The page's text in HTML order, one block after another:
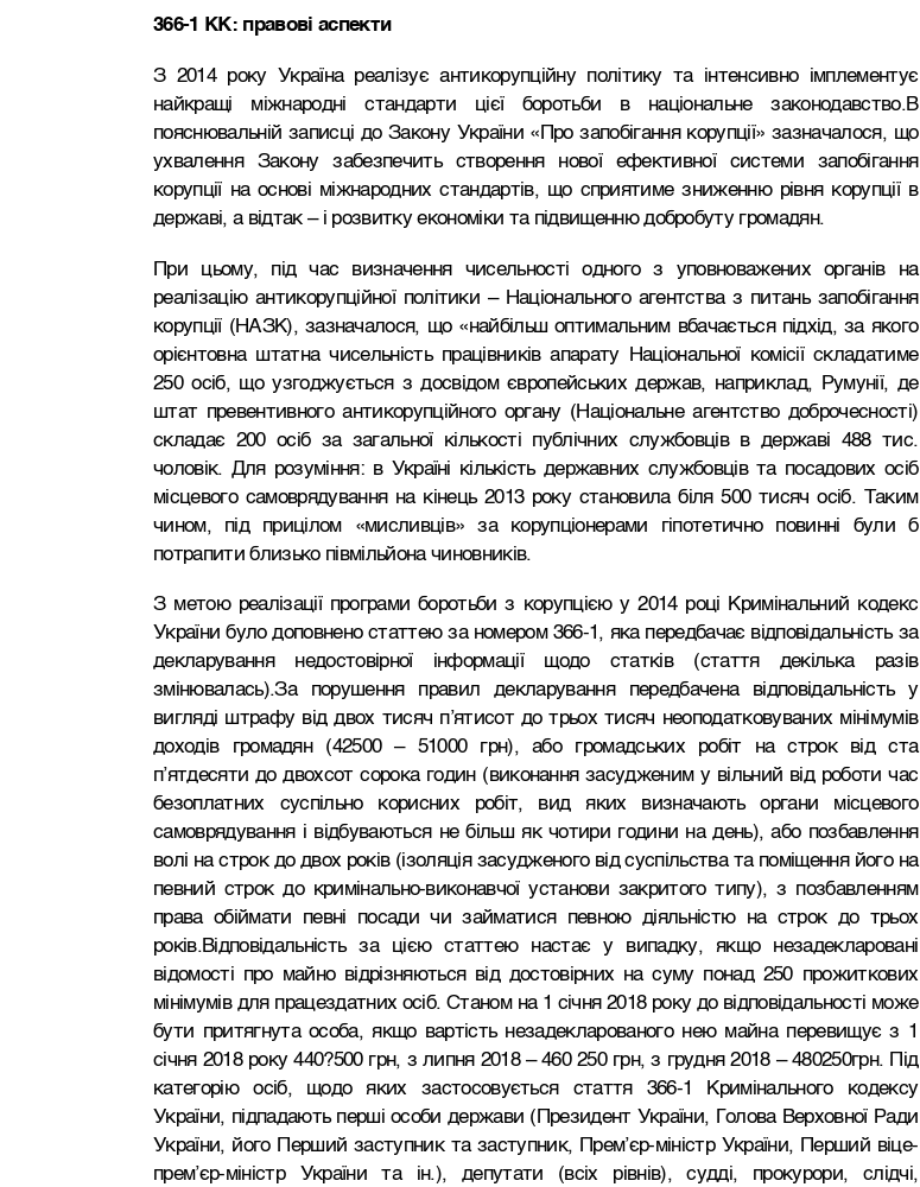
366-1 КК: правові аспекти
З 2014 року Україна реалізує антикорупційну політику та інтенсивно імплементує
найкращі міжнародні стандарти цієї боротьби в національне законодавство.В
пояснювальній записці до Закону України «Про запобігання корупції» зазначалося, що
ухвалення Закону забезпечить створення нової ефективної системи запобігання
корупції на основі міжнародних стандартів, що сприятиме зниженню рівня корупції в
державі, а відтак – і розвитку економіки та підвищенню добробуту громадян.
При цьому, під час визначення чисельності одного з уповноважених органів на
реалізацію антикорупційної політики – Національного агентства з питань запобігання
корупції (НАЗК), зазначалося, що «найбільш оптимальним вбачається підхід, за якого
орієнтовна штатна чисельність працівників апарату Національної комісії складатиме
250 осіб, що узгоджується з досвідом європейських держав, наприклад, Румунії, де
штат превентивного антикорупційного органу (Національне агентство доброчесності)
складає 200 осіб за загальної кількості публічних службовців в державі 488 тис.
чоловік. Для розуміння: в Україні кількість державних службовців та посадових осіб
місцевого самоврядування на кінець 2013 року становила біля 500 тисяч осіб. Таким
чином, під прицілом «мисливців» за корупціонерами гіпотетично повинні були б
потрапити близько півмільйона чиновників.
З метою реалізації програми боротьби з корупцією у 2014 році Кримінальний кодекс
України було доповнено статтею за номером 366-1, яка передбачає відповідальність за
декларування недостовірної інформації щодо статків (стаття декілька разів
змінювалась).За порушення правил декларування передбачена відповідальність у
вигляді штрафу від двох тисяч п’ятисот до трьох тисяч неоподатковуваних мінімумів
доходів громадян (42500 – 51000 грн), або громадських робіт на строк від ста
п’ятдесяти до двохсот сорока годин (виконання засудженим у вільний від роботи час
безоплатних суспільно корисних робіт, вид яких визначають органи місцевого
самоврядування і відбуваються не більш як чотири години на день), або позбавлення
волі на строк до двох років (ізоляція засудженого від суспільства та поміщення його на
певний строк до кримінально-виконавчої установи закритого типу), з позбавленням
права обіймати певні посади чи займатися певною діяльністю на строк до трьох
років.Відповідальність за цією статтею настає у випадку, якщо незадекларовані
відомості про майно відрізняються від достовірних на суму понад 250 прожиткових
мінімумів для працездатних осіб. Станом на 1 січня 2018 року до відповідальності може
бути притягнута особа, якщо вартість незадекларованого нею майна перевищує з 1
січня 2018 року 440?500 грн, з липня 2018 – 460 250 грн, з грудня 2018 – 480250грн. Під
категорію осіб, щодо яких застосовується стаття 366-1 Кримінального кодексу
України, підпадають перші особи держави (Президент України, Голова Верховної Ради
України, його Перший заступник та заступник, Прем’єр-міністр України, Перший віце-
прем’єр-міністр України та ін.), депутати (всіх рівнів), судді, прокурори, слідчі,